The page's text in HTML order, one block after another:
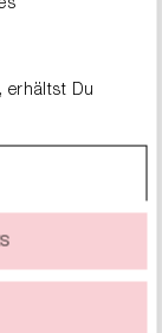
erhältst Du
akzeptieren“
zu, die unter